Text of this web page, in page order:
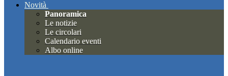
Novità
Panoramica
Le notizie
Le circolari
Calendario eventi
Albo online